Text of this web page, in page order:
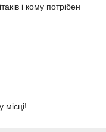
і кому потрібен